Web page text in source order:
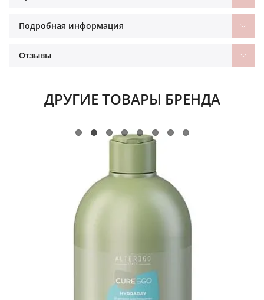
Подробная информация
Отзывы
ДРУГИЕ ТОВАРЫ БРЕНДА